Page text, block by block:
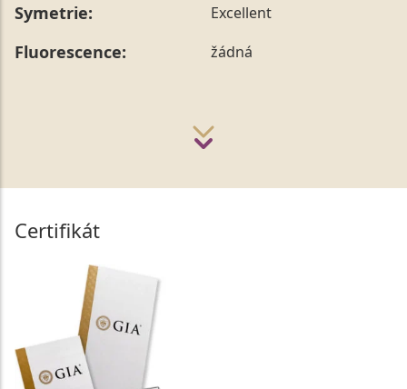
Symetrie: Excellent
Fluorescence: žádná
Certifikát